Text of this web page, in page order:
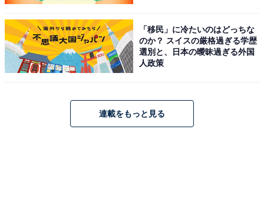
「移民」に冷たいのはどっちな
のか？ スイスの厳格過ぎる学歴
選別と、日本の曖昧過ぎる外国
人政策
連載をもっと見る